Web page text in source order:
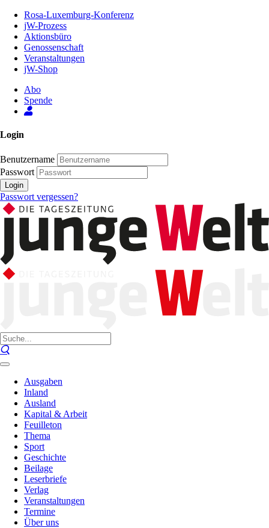
Inhalt
Seite
Rosa-Luxemburg-Konferenz
jW-Prozess
Aktionsbüro
Genossenschaft
Veranstaltungen
jW-Shop
Abo
Spende
Login
Benutzername
Passwort
Login
Passwort vergessen?
Ausgaben
Inland
Ausland
Kapital & Arbeit
Feuilleton
Thema
Sport
Geschichte
Beilage
Leserbriefe
Verlag
Veranstaltungen
Termine
Über uns